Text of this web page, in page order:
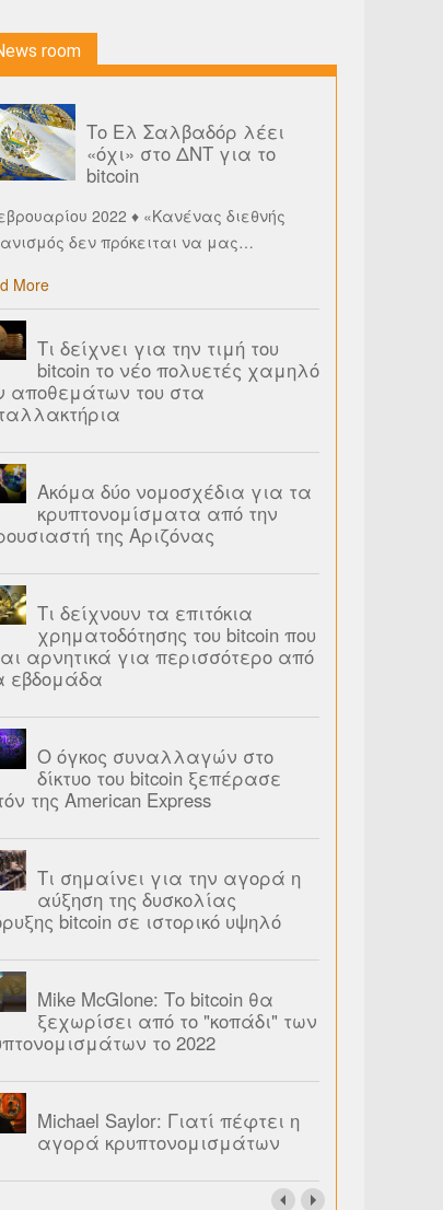
room
Το Ελ Σαλβαδόρ λέει
«όχι» στο ΔΝΤ για το
bitcoin
2022 ♦ «Κανένας διεθνής
δεν πρόκειται να μας…
More
Τι δείχνει για την τιμή του
bitcoin το νέο πολυετές χαμηλό
αποθεμάτων του στα
Ακόμα δύο νομοσχέδια για τα
κρυπτονομίσματα από την
της Αριζόνας
Τι δείχνουν τα επιτόκια
χρηματοδότησης του bitcoin που
αρνητικά για περισσότερο από
εβδομάδα
Ο όγκος συναλλαγών στο
δίκτυο του bitcoin ξεπέρασε
της American Express
Τι σημαίνει για την αγορά η
αύξηση της δυσκολίας
bitcoin σε ιστορικό υψηλό
Mike McGlone: Το bitcoin θα
ξεχωρίσει από το "κοπάδι" των
το 2022
Michael Saylor: Γιατί πέφτει η
αγορά κρυπτονομισμάτων